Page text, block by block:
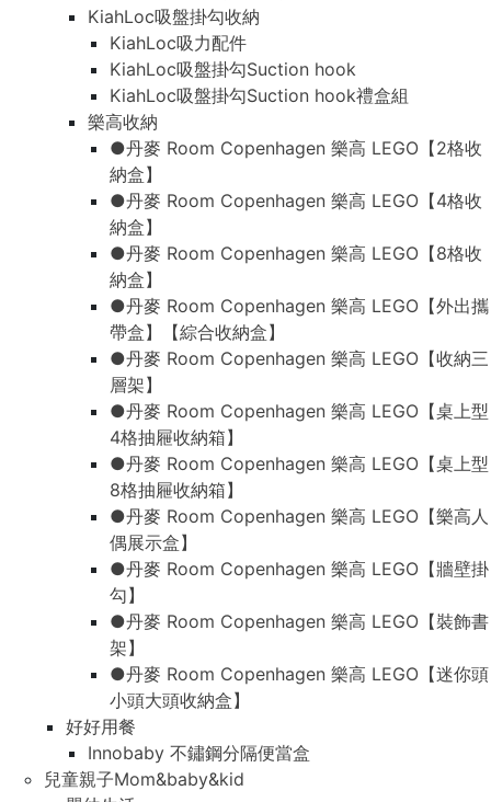
KiahLoc吸盤掛勾收納
KiahLoc吸力配件
KiahLoc吸盤掛勾Suction hook
KiahLoc吸盤掛勾Suction hook禮盒組
樂高收納
●丹麥 Room Copenhagen 樂高 LEGO【2格收
納盒】
●丹麥 Room Copenhagen 樂高 LEGO【4格收
納盒】
●丹麥 Room Copenhagen 樂高 LEGO【8格收
納盒】
●丹麥 Room Copenhagen 樂高 LEGO【外出攜
帶盒】【綜合收納盒】
●丹麥 Room Copenhagen 樂高 LEGO【收納三
層架】
●丹麥 Room Copenhagen 樂高 LEGO【桌上型
4格抽屜收納箱】
●丹麥 Room Copenhagen 樂高 LEGO【桌上型
8格抽屜收納箱】
●丹麥 Room Copenhagen 樂高 LEGO【樂高人
偶展示盒】
●丹麥 Room Copenhagen 樂高 LEGO【牆壁掛
勾】
●丹麥 Room Copenhagen 樂高 LEGO【裝飾書
架】
●丹麥 Room Copenhagen 樂高 LEGO【迷你頭
小頭大頭收納盒】
好好用餐
Innobaby 不鏽鋼分隔便當盒
兒童親子Mom&baby&kid